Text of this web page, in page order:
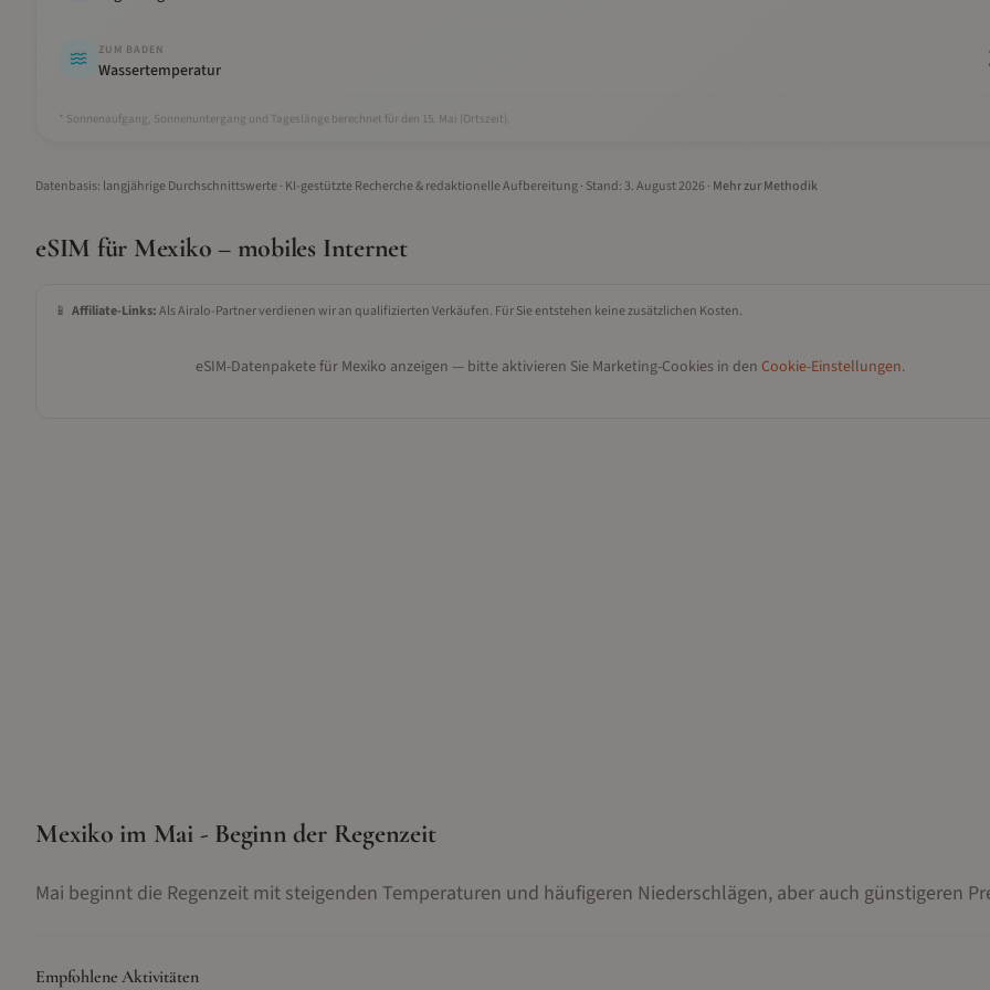
ZUM BADEN
Wassertemperatur
* Sonnenaufgang, Sonnenuntergang und Tageslänge berechnet für den 15. Mai (Ortszeit).
Datenbasis: langjährige Durchschnittswerte · KI-gestützte Recherche & redaktionelle Aufbereitung· Stand: 3. August 2026· Mehr zur Methodik
eSIM für Mexiko – mobiles Internet
📱 Affiliate-Links:Als Airalo-Partner verdienen wir an qualifizierten Verkäufen. Für Sie entstehen keine zusätzlichen Kosten.
eSIM-Datenpakete für Mexiko anzeigen — bitte aktivieren Sie Marketing-Cookies in den Cookie-Einstellungen.
Mexiko im Mai - Beginn der Regenzeit
Mai beginnt die Regenzeit mit steigenden Temperaturen und häufigeren Niederschlägen, aber auch günstigeren
Empfohlene Aktivitäten